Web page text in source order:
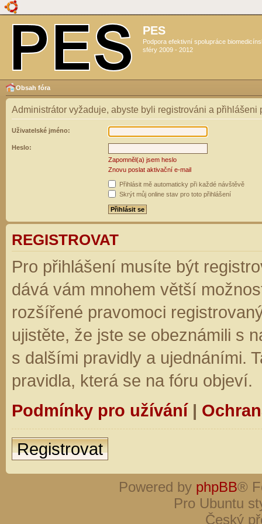
PES
Podpora efektivní spolupráce
sféry 2009 - 2012
Obsah fóra
Administrátor vyžaduje, abyste byli registrováni a přihlášeni
Uživatelské jméno:
Heslo:
Zapomněl(a) jsem heslo
Znovu poslat aktivační e-mail
Přihlásit mě automaticky při každé návštěvě
Skrýt můj online stav pro toto přihlášení
REGISTROVAT
Pro přihlášení musíte být
dává vám mnohem větší
rozšířené pravomoci
ujistěte, že jste se obeznámili s
s dalšími pravidly a ujednáními.
pravidla, která se na fóru objeví.
Podmínky pro užívání|
Registrovat
Powered by phpBB®
Pro Ubuntu
Český